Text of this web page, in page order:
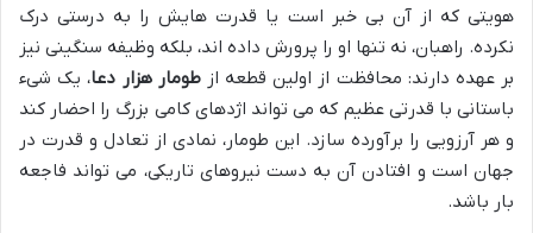
هویتی که از آن بی خبر است یا قدرت هایش را به درستی درک
نکرده. راهبان، نه تنها او را پرورش داده اند، بلکه وظیفه سنگینی نیز
بر عهده دارند: محافظت از اولین قطعه ازطومار هزار دعا، یک شیء
باستانی با قدرتی عظیم که می تواند اژدهای کامی بزرگ را احضار کند
و هر آرزویی را برآورده سازد. این طومار، نمادی از تعادل و قدرت در
جهان است و افتادن آن به دست نیروهای تاریکی، می تواند فاجعه
بار باشد.